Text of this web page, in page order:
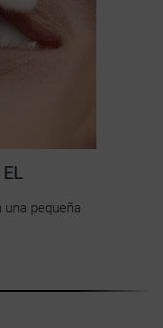
pequeña